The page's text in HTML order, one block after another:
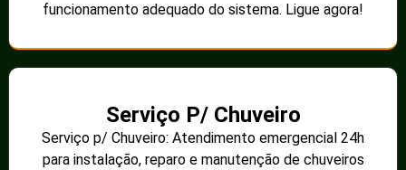
funcionamento adequado do sistema. Ligue agora!
Serviço P/ Chuveiro
Serviço p/ Chuveiro: Atendimento emergencial 24h
para instalação, reparo e manutenção de chuveiros